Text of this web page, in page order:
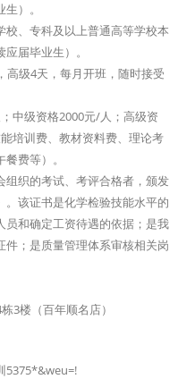
）。
校、专科及以上普通高等学校本
届毕业生）。
高级4天，每月开班，随时接受
中级资格2000元/人；高级资
培训费、教材资料费、理论考
费等）。
组织的考试、考评合格者，颁发
该证书是化学检验技能水平的
和确定工资待遇的依据；是我
；是质量管理体系审核相关岗
3楼（百年顺名店）
5375*&weu=!